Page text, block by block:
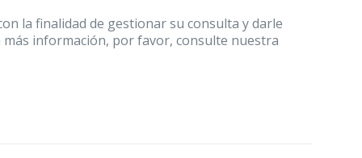
la finalidad de gestionar su consulta y darle
más información, por favor, consulte nuestra